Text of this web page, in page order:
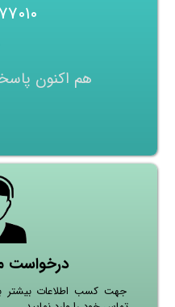
هم اکنون
درخواست
جهت کسب اطلاعات بیشتر